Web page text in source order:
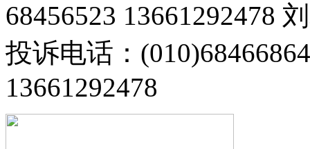
68456523 13661292478
投诉电话：
13661292478